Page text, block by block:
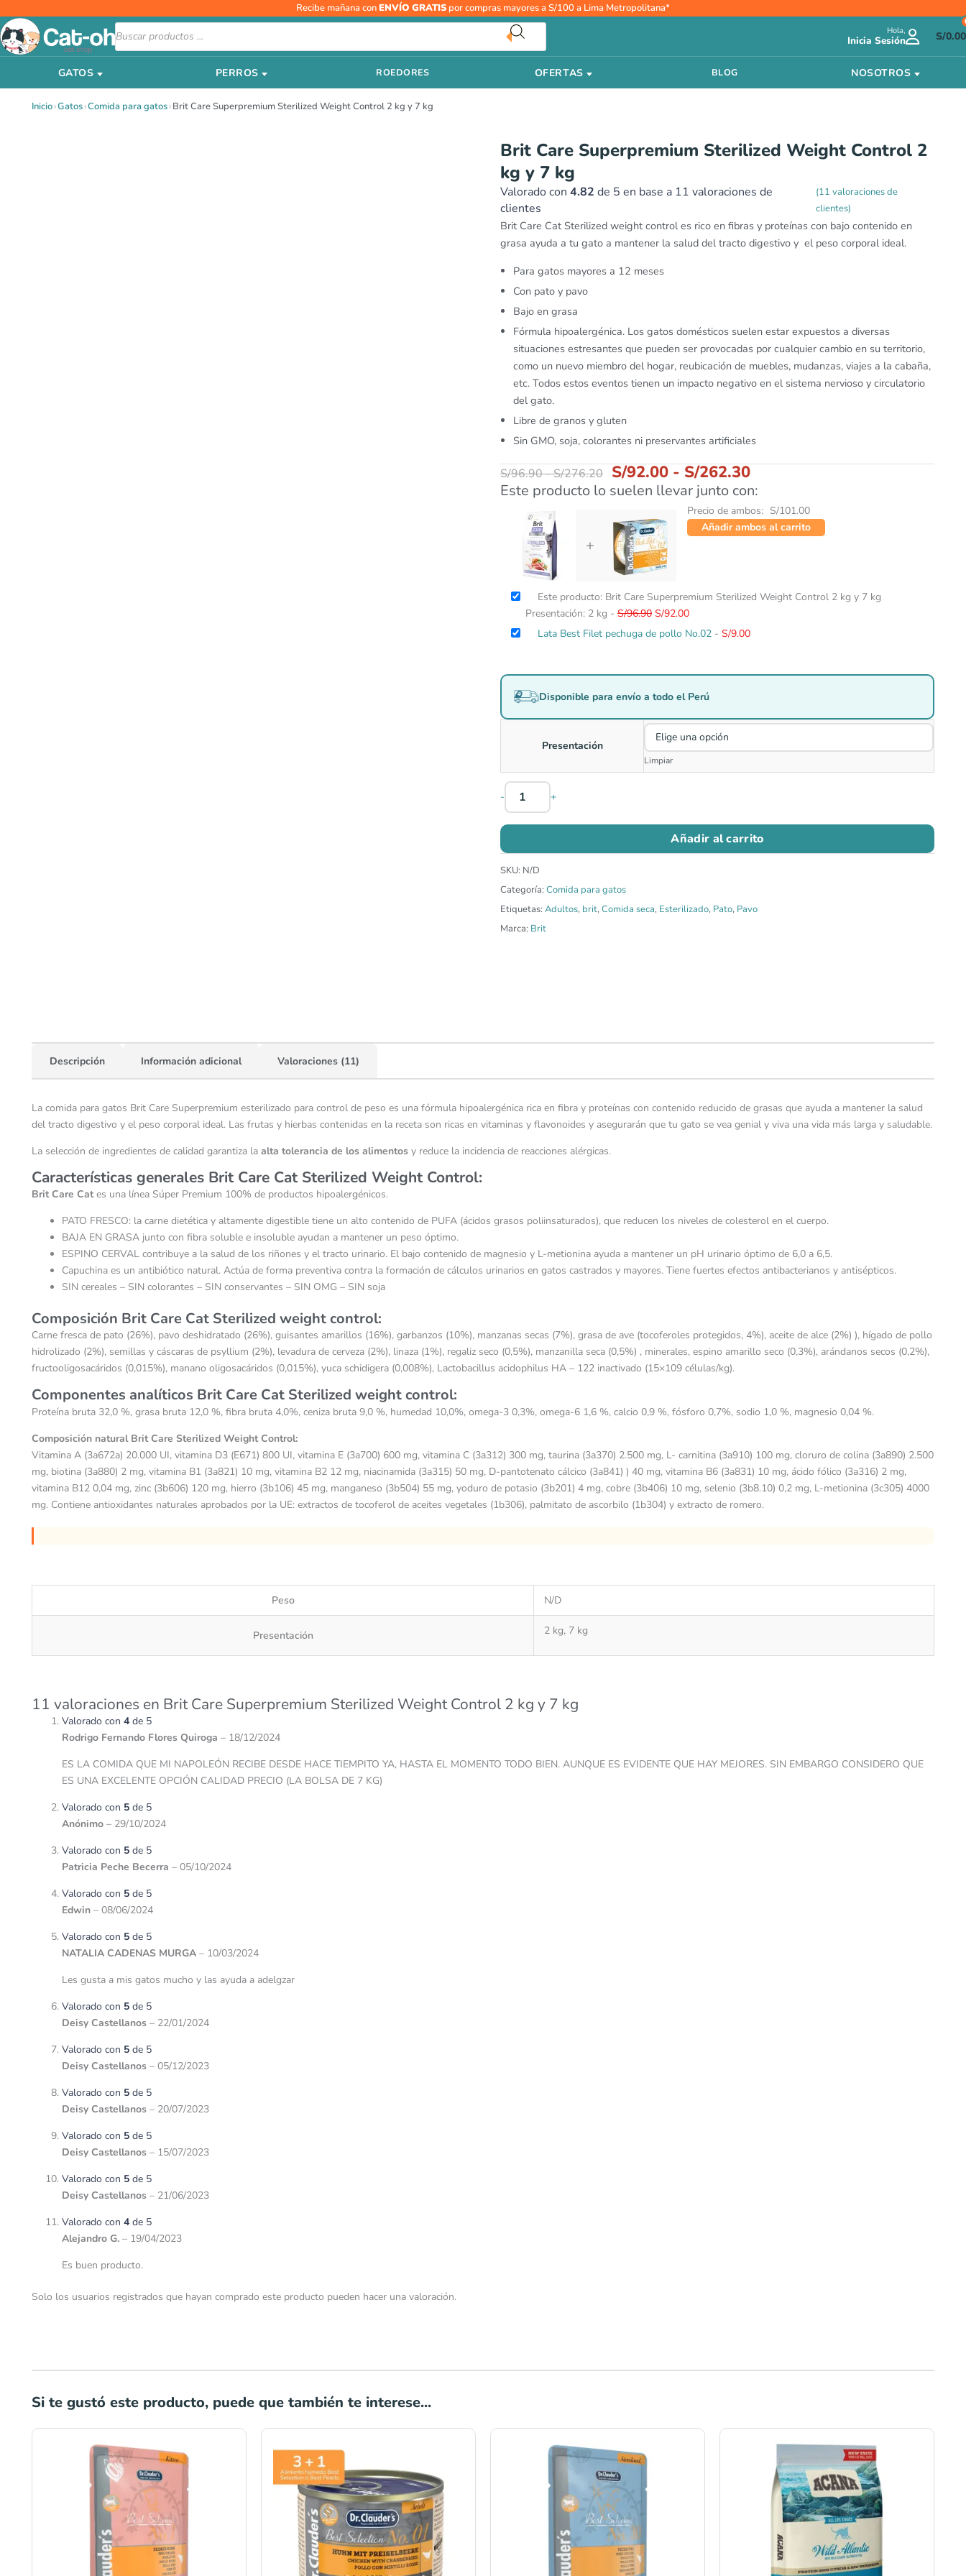
al
contenido
Recibe mañana conENVÍO GRATIS por compras mayores a S/100 a Lima Metropolitana*
Búsqueda
de
productos
Hola,
Inicia Sesión S/0.00
GATOS PERROS ROEDORES OFERTAS BLOG NOSOTROS
Inicio›Gatos›Comida para gatos›Brit Care Superpremium Sterilized Weight Control 2 kg y 7 kg
Brit Care Superpremium Sterilized Weight Control 2
kg y 7 kg
Valorado con 4.82 de 5 en base a 11 valoraciones de
clientes
(11 valoraciones de
clientes)
Brit Care Cat Sterilized weight control es rico en fibras y proteínas con bajo contenido en
grasa ayuda a tu gato a mantener la salud del tracto digestivo y el peso corporal ideal.
Para gatos mayores a 12 meses
Con pato y pavo
Bajo en grasa
Fórmula hipoalergénica. Los gatos domésticos suelen estar expuestos a diversas
situaciones estresantes que pueden ser provocadas por cualquier cambio en su territorio,
como un nuevo miembro del hogar, reubicación de muebles, mudanzas, viajes a la cabaña,
etc. Todos estos eventos tienen un impacto negativo en el sistema nervioso y circulatorio
del gato.
Libre de granos y gluten
Sin GMO, soja, colorantes ni preservantes artificiales
S/96.90-S/276.20 S/92.00 - S/262.30
Este producto lo suelen llevar junto con:
+
Precio de ambos: S/101.00
Añadir ambos al carrito
Este producto: Brit Care Superpremium Sterilized Weight Control 2 kg y 7 kg
Presentación: 2 kg - S/96.90
El
precio
original
S/92.00
El
precio
actual
Lata Best Filet pechuga de pollo No.02 - S/9.00
Disponible para envío a todo el Perú
Presentación
Limpiar
-
Brit
Care
Superpremium
Sterilized
Control
7
kg
cantidad
+
Añadir al carrito
SKU: N/D
Categoría: Comida para gatos
Etiquetas: Adultos, brit,Comida seca, Esterilizado, Pato, Pavo
Marca: Brit
Descripción Información adicional Valoraciones (11)
La comida para gatos Brit Care Superpremium esterilizado para control de peso es una fórmula hipoalergénica rica en fibra y proteínas con contenido reducido de grasas que ayuda a mantener la salud
del tracto digestivo y el peso corporal ideal. Las frutas y hierbas contenidas en la receta son ricas en vitaminas y flavonoides y asegurarán que tu gato se vea genial y viva una vida más larga y saludable.
La selección de ingredientes de calidad garantiza la alta tolerancia de los alimentos y reduce la incidencia de reacciones alérgicas.
Características generales Brit Care Cat Sterilized Weight Control:
Brit Care Cates una línea Súper Premium 100% de productos hipoalergénicos.
PATO FRESCO: la carne dietética y altamente digestible tiene un alto contenido de PUFA (ácidos grasos poliinsaturados), que reducen los niveles de colesterol en el cuerpo.
BAJA EN GRASA junto con fibra soluble e insoluble ayudan a mantener un peso óptimo.
ESPINO CERVAL contribuye a la salud de los riñones y el tracto urinario. El bajo contenido de magnesio y L-metionina ayuda a mantener un pH urinario óptimo de 6,0 a 6,5.
Capuchina es un antibiótico natural. Actúa de forma preventiva contra la formación de cálculos urinarios en gatos castrados y mayores. Tiene fuertes efectos antibacterianos y antisépticos.
SIN cereales – SIN colorantes – SIN conservantes – SIN OMG – SIN soja
Composición Brit Care Cat Sterilized weight control:
Carne fresca de pato (26%), pavo deshidratado (26%), guisantes amarillos (16%), garbanzos (10%), manzanas secas (7%), grasa de ave (tocoferoles protegidos, 4%), aceite de alce (2%) ), hígado de pollo
hidrolizado (2%), semillas y cáscaras de psyllium (2%), levadura de cerveza (2%), linaza (1%), regaliz seco (0,5%), manzanilla seca (0,5%) , minerales, espino amarillo seco (0,3%), arándanos secos (0,2%),
fructooligosacáridos (0,015%), manano oligosacáridos (0,015%), yuca schidigera (0,008%), Lactobacillus acidophilus HA – 122 inactivado (15×109 células/kg).
Componentes analíticos Brit Care Cat Sterilized weight control:
Proteína bruta 32,0 %, grasa bruta 12,0 %, fibra bruta 4,0%, ceniza bruta 9,0 %, humedad 10,0%, omega-3 0,3%, omega-6 1,6 %, calcio 0,9 %, fósforo 0,7%, sodio 1,0 %, magnesio 0,04 %.
Composición natural Brit Care Sterilized Weight Control:
Vitamina A (3a672a) 20.000 UI, vitamina D3 (E671) 800 UI, vitamina E (3a700) 600 mg, vitamina C (3a312) 300 mg, taurina (3a370) 2.500 mg, L- carnitina (3a910) 100 mg, cloruro de colina (3a890) 2.500
mg, biotina (3a880) 2 mg, vitamina B1 (3a821) 10 mg, vitamina B2 12 mg, niacinamida (3a315) 50 mg, D-pantotenato cálcico (3a841) ) 40 mg, vitamina B6 (3a831) 10 mg, ácido fólico (3a316) 2 mg,
vitamina B12 0,04 mg, zinc (3b606) 120 mg, hierro (3b106) 45 mg, manganeso (3b504) 55 mg, yoduro de potasio (3b201) 4 mg, cobre (3b406) 10 mg, selenio (3b8.10) 0,2 mg, L-metionina (3c305) 4000
mg. Contiene antioxidantes naturales aprobados por la UE: extractos de tocoferol de aceites vegetales (1b306), palmitato de ascorbilo (1b304) y extracto de romero.
Peso N/D
Presentación 2 kg, 7 kg
11 valoraciones en Brit Care Superpremium Sterilized Weight Control 2 kg y 7 kg
Valorado con 4 de 5
Rodrigo Fernando Flores Quiroga – 18/12/2024
ES LA COMIDA QUE MI NAPOLEÓN RECIBE DESDE HACE TIEMPITO YA, HASTA EL MOMENTO TODO BIEN. AUNQUE ES EVIDENTE QUE HAY MEJORES. SIN EMBARGO CONSIDERO QUE
ES UNA EXCELENTE OPCIÓN CALIDAD PRECIO (LA BOLSA DE 7 KG)
Valorado con 5 de 5
Anónimo – 29/10/2024
Valorado con 5 de 5
Patricia Peche Becerra – 05/10/2024
Valorado con 5 de 5
Edwin – 08/06/2024
Valorado con 5 de 5
NATALIA CADENAS MURGA – 10/03/2024
Les gusta a mis gatos mucho y las ayuda a adelgzar
Valorado con 5 de 5
Deisy Castellanos – 22/01/2024
Valorado con 5 de 5
Deisy Castellanos – 05/12/2023
Valorado con 5 de 5
Deisy Castellanos – 20/07/2023
Valorado con 5 de 5
Deisy Castellanos – 15/07/2023
Valorado con 5 de 5
Deisy Castellanos – 21/06/2023
Valorado con 4 de 5
Alejandro G. – 19/04/2023
Es buen producto.
Solo los usuarios registrados que hayan comprado este producto pueden hacer una valoración.
Si te gustó este producto, puede que también te interese...
precios:
desde
S/13.00
hasta
S/23.00
de
precios:
desde
S/137.00
hasta
S/265.00